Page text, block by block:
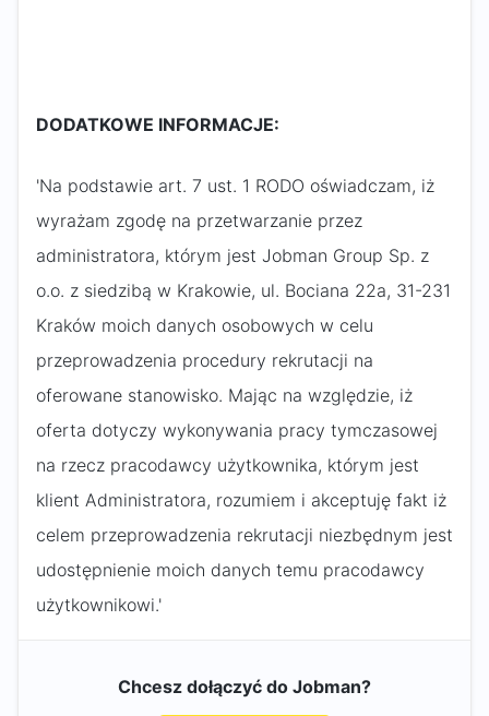
DODATKOWE INFORMACJE:
'Na podstawie art. 7 ust. 1 RODO oświadczam, iż
wyrażam zgodę na przetwarzanie przez
administratora, którym jest Jobman Group Sp. z
o.o. z siedzibą w Krakowie, ul. Bociana 22a, 31-231
Kraków moich danych osobowych w celu
przeprowadzenia procedury rekrutacji na
oferowane stanowisko. Mając na względzie, iż
oferta dotyczy wykonywania pracy tymczasowej
na rzecz pracodawcy użytkownika, którym jest
klient Administratora, rozumiem i akceptuję fakt iż
celem przeprowadzenia rekrutacji niezbędnym jest
udostępnienie moich danych temu pracodawcy
użytkownikowi.'
Chcesz dołączyć do Jobman?